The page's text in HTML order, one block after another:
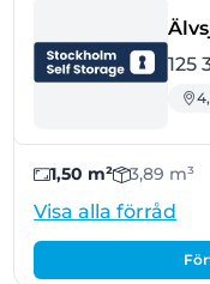
125
1,50 m² 3,89 m³
Visa alla förråd